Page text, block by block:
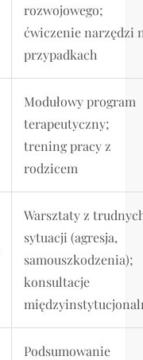
rozwojowego;
ćwiczenie narzędzi
przypadkach
Modułowy program
terapeutyczny;
trening pracy z
rodzicem
Warsztaty z
sytuacji (agresja,
samouszkodzenia);
konsultacje
Podsumowanie